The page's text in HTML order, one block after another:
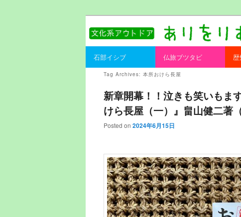
ありをりある
書を持ってそとへ出よう。
Main menu
Skip to primary content
Skip to secondary content
石部イシブ 仏旅ブツタビ
Tag Archives: 本所おけら長屋
新章開幕！！泣きも笑いも
けら長屋（一）』畠山健二著
Posted on 2024年6月15日